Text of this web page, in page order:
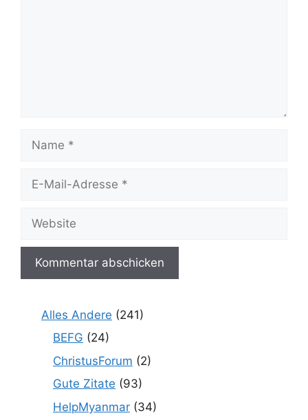
Mail-
Alles Andere (241)
BEFG (24)
ChristusForum (2)
Gute Zitate (93)
HelpMyanmar (34)